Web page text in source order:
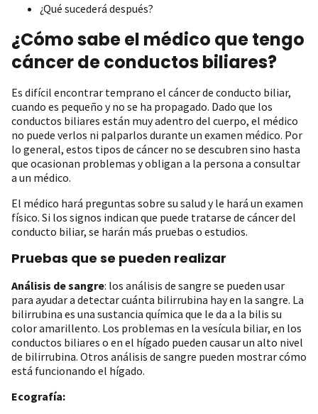
¿Qué sucederá después?
¿Cómo sabe el médico que tengo
cáncer de conductos biliares?
Es difícil encontrar temprano el cáncer de conducto biliar,
cuando es pequeño y no se ha propagado. Dado que los
conductos biliares están muy adentro del cuerpo, el médico
no puede verlos ni palparlos durante un examen médico. Por
lo general, estos tipos de cáncer no se descubren sino hasta
que ocasionan problemas y obligan a la persona a consultar
a un médico.
El médico hará preguntas sobre su salud y le hará un examen
físico. Si los signos indican que puede tratarse de cáncer del
conducto biliar, se harán más pruebas o estudios.
Pruebas que se pueden realizar
Análisis de sangre: los análisis de sangre se pueden usar
para ayudar a detectar cuánta bilirrubina hay en la sangre. La
bilirrubina es una sustancia química que le da a la bilis su
color amarillento. Los problemas en la vesícula biliar, en los
conductos biliares o en el hígado pueden causar un alto nivel
de bilirrubina. Otros análisis de sangre pueden mostrar cómo
está funcionando el hígado.
Ecografía: